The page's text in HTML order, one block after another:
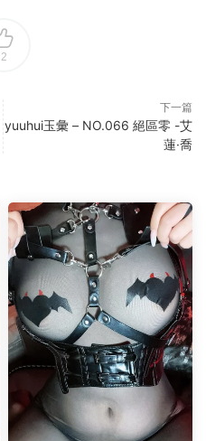
2
下一篇
yuuhui玉彙 – NO.066 絕區零 -艾
蓮·喬